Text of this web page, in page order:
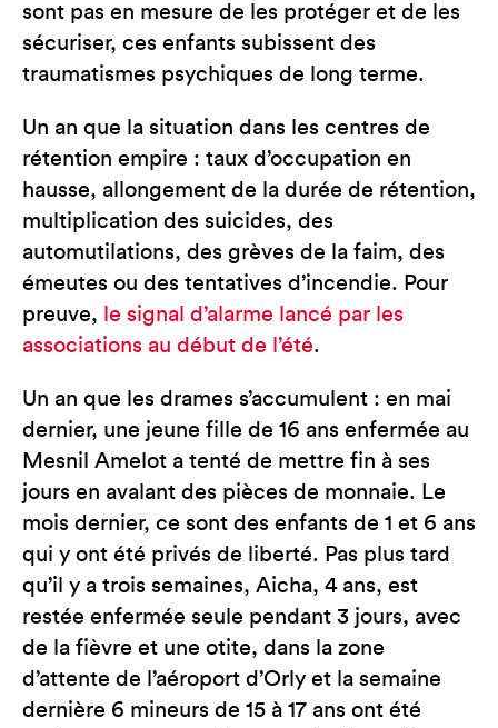
sont pas en mesure de les protéger et de les
sécuriser, ces enfants subissent des
traumatismes psychiques de long terme.
Un an que la situation dans les centres de
rétention empire : taux d’occupation en
hausse, allongement de la durée de rétention,
multiplication des suicides, des
automutilations, des grèves de la faim, des
émeutes ou des tentatives d’incendie. Pour
preuve, le signal d’alarme lancé par les
associations au début de l’été.
Un an que les drames s’accumulent : en mai
dernier, une jeune fille de 16 ans enfermée au
Mesnil Amelot a tenté de mettre fin à ses
jours en avalant des pièces de monnaie. Le
mois dernier, ce sont des enfants de 1 et 6 ans
qui y ont été privés de liberté. Pas plus tard
qu’il y a trois semaines, Aicha, 4 ans, est
restée enfermée seule pendant 3 jours, avec
de la fièvre et une otite, dans la zone
d’attente de l’aéroport d’Orly et la semaine
dernière 6 mineurs de 15 à 17 ans ont été